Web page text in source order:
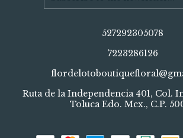
527292305078
7223286126
Ruta de la Independencia 401, Col.
Toluca Edo. Mex., C.P.